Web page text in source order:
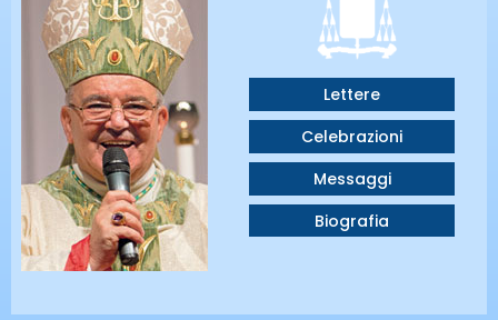
Lettere
Celebrazioni
Messaggi
Biografia